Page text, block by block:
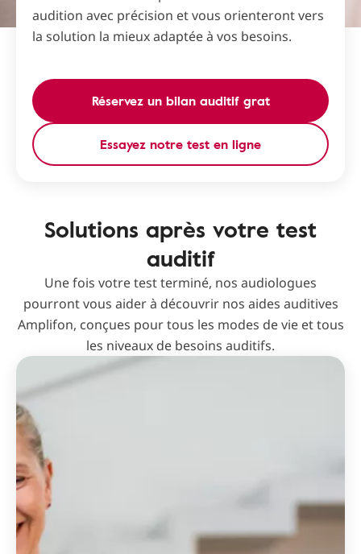
audition avec précision et vous orienteront vers
la solution la mieux adaptée à vos besoins.
Réservez un bilan auditif grat
Essayez notre test en ligne
Solutions après votre test
auditif
Une fois votre test terminé, nos audiologues
pourront vous aider à découvrir nos aides auditives
Amplifon, conçues pour tous les modes de vie et tous
les niveaux de besoins auditifs.